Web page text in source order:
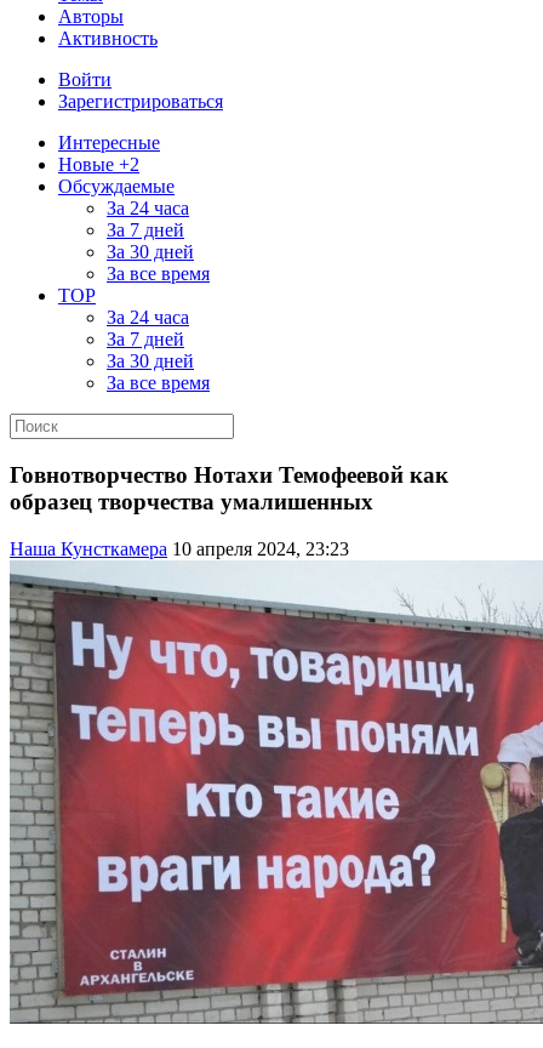
Авторы
Активность
Войти
Зарегистрироваться
Интересные
Новые +2
Обсуждаемые
За 24 часа
За 7 дней
За 30 дней
За все время
TOP
За 24 часа
За 7 дней
За 30 дней
За все время
Говнотворчество Нотахи Темофеевой как
образец творчества умалишенных
Наша Кунсткамера 10 апреля 2024, 23:23